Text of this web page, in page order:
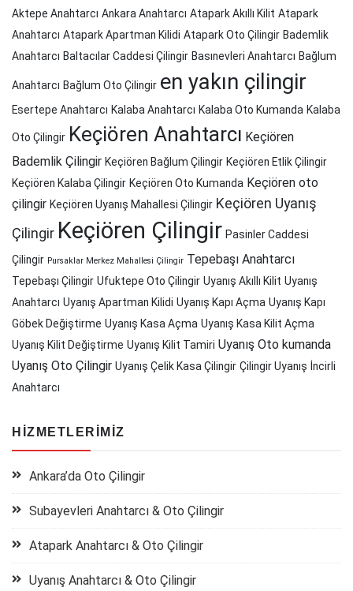
Aktepe Anahtarcı Ankara Anahtarcı Atapark Akıllı Kilit Atapark
Anahtarcı Atapark Apartman Kilidi Atapark Oto Çilingir Bademlik
Anahtarcı Baltacılar Caddesi Çilingir Basınevleri Anahtarcı Bağlum
Anahtarcı Bağlum Oto Çilingir en yakın çilingir
Esertepe Anahtarcı Kalaba Anahtarcı Kalaba Oto Kumanda Kalaba
Oto Çilingir Keçiören Anahtarcı Keçiören
Bademlik Çilingir Keçiören Bağlum Çilingir Keçiören Etlik Çilingir
Keçiören Kalaba Çilingir Keçiören Oto Kumanda Keçiören oto
çilingir Keçiören Uyanış Mahallesi Çilingir Keçiören Uyanış
Çilingir Keçiören Çilingir Pasinler Caddesi
Çilingir Pursaklar Merkez Mahallesi Çilingir Tepebaşı Anahtarcı
Tepebaşı Çilingir Ufuktepe Oto Çilingir Uyanış Akıllı Kilit Uyanış
Anahtarcı Uyanış Apartman Kilidi Uyanış Kapı Açma Uyanış Kapı
Göbek Değiştirme Uyanış Kasa Açma Uyanış Kasa Kilit Açma
Uyanış Kilit Değiştirme Uyanış Kilit Tamiri Uyanış Oto kumanda
Uyanış Oto Çilingir Uyanış Çelik Kasa Çilingir Çilingir Uyanış İncirli
Anahtarcı
HIZMETLERIMIZ
Ankara’da Oto Çilingir
Subayevleri Anahtarcı & Oto Çilingir
Atapark Anahtarcı & Oto Çilingir
Uyanış Anahtarcı & Oto Çilingir